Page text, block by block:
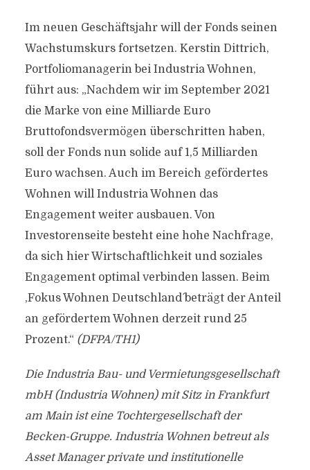
Im neuen Geschäftsjahr will der Fonds seinen
Wachstumskurs fortsetzen. Kerstin Dittrich,
Portfoliomanagerin bei Industria Wohnen,
führt aus: „Nachdem wir im September 2021
die Marke von eine Milliarde Euro
Bruttofondsvermögen überschritten haben,
soll der Fonds nun solide auf 1,5 Milliarden
Euro wachsen. Auch im Bereich gefördertes
Wohnen will Industria Wohnen das
Engagement weiter ausbauen. Von
Investorenseite besteht eine hohe Nachfrage,
da sich hier Wirtschaftlichkeit und soziales
Engagement optimal verbinden lassen. Beim
,Fokus Wohnen Deutschland´ beträgt der Anteil
an gefördertem Wohnen derzeit rund 25
Prozent.“ (DFPA/TH1)
Die Industria Bau- und Vermietungsgesellschaft
mbH (Industria Wohnen) mit Sitz in Frankfurt
am Main ist eine Tochtergesellschaft der
Becken-Gruppe. Industria Wohnen betreut als
Asset Manager private und institutionelle